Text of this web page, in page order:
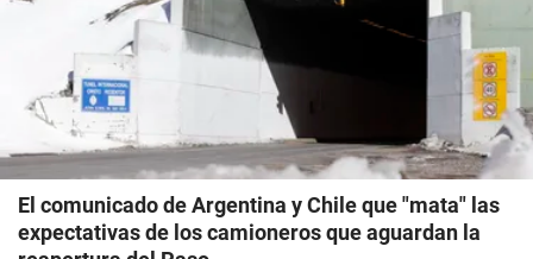
El comunicado de Argentina y Chile que "mata" las
expectativas de los camioneros que aguardan la